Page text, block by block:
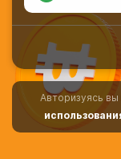
Авторизуясь